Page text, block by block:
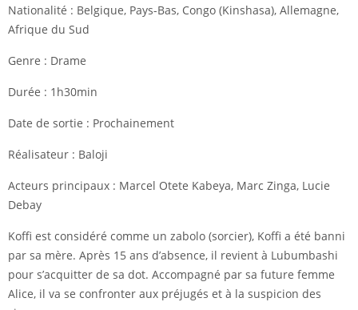
Nationalité : Belgique, Pays-Bas, Congo (Kinshasa), Allemagne,
Afrique du Sud
Genre : Drame
Durée : 1h30min
Date de sortie : Prochainement
Réalisateur : Baloji
Acteurs principaux : Marcel Otete Kabeya, Marc Zinga, Lucie
Debay
Koffi est considéré comme un zabolo (sorcier), Koffi a été banni
par sa mère. Après 15 ans d’absence, il revient à Lubumbashi
pour s’acquitter de sa dot. Accompagné par sa future femme
Alice, il va se confronter aux préjugés et à la suspicion des